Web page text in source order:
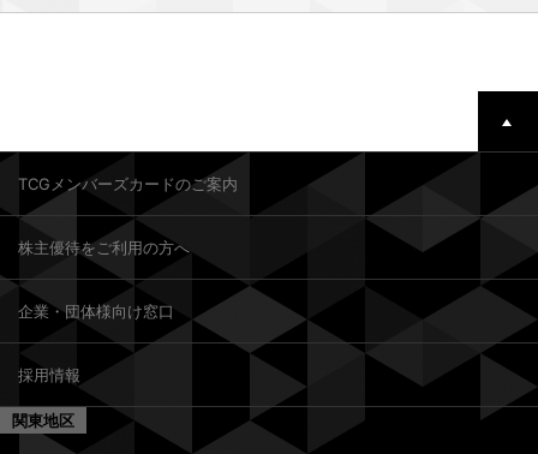
TCGメンバーズカードのご案内
株主優待をご利用の方へ
企業・団体様向け窓口
採用情報
関東地区